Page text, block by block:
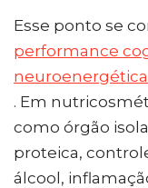
Esse ponto se
performance
neuroenergética
. Em
como órgão
proteica,
álcool,